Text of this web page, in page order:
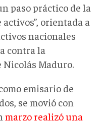
paso práctico de la
orientada a
nacionales
contra la
Maduro.
emisario de
se movió con
marzo realizó una